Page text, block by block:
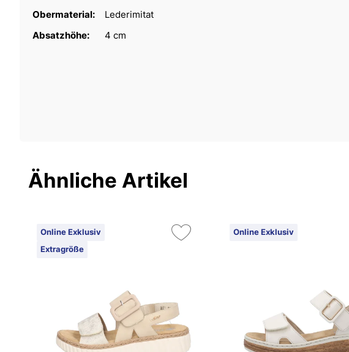
Obermaterial:
Lederimitat
Absatzhöhe:
4 cm
Ähnliche Artikel
Online Exklusiv
Extragröße
Online Exklusiv